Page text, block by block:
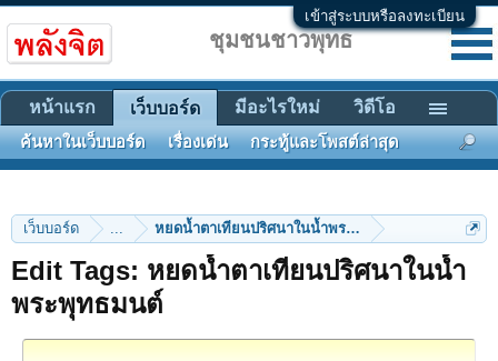
เข้าสู่ระบบหรือลงทะเบียน
เว็บบอร์ด ... หยดน้ำตาเทียนปริศนาในน้ำพระพุทธมนต์
Edit Tags: หยดน้ำตาเทียนปริศนาในน้ำ
พระพุทธมนต์
ชุมชนชาวพุทธ
หน้าแรก เว็บบอร์ด
ค้นหาในเว็บบอร์ด เรื่องเด่น กระทู้และโพสต์ล่าสุด
มีอะไรใหม่ วิดีโอ